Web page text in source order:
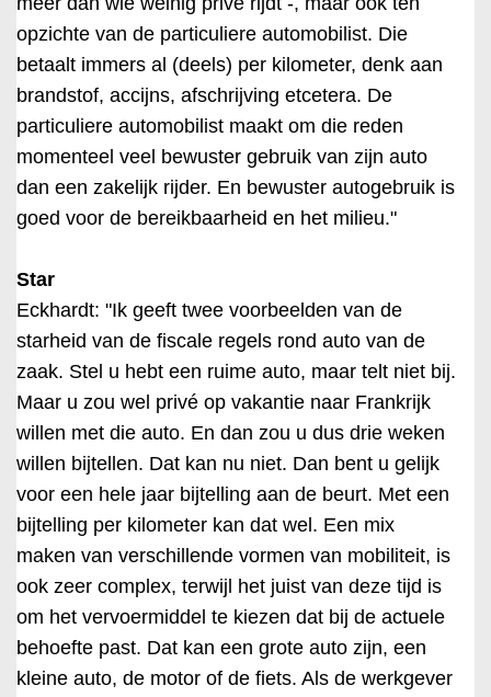
opzichte van de particuliere automobilist. Die
betaalt immers al (deels) per kilometer, denk aan
brandstof, accijns, afschrijving etcetera. De
particuliere automobilist maakt om die reden
momenteel veel bewuster gebruik van zijn auto
dan een zakelijk rijder. En bewuster autogebruik is
goed voor de bereikbaarheid en het milieu."
Star
Eckhardt: "Ik geeft twee voorbeelden van de
starheid van de fiscale regels rond auto van de
zaak. Stel u hebt een ruime auto, maar telt niet bij.
Maar u zou wel privé op vakantie naar Frankrijk
willen met die auto. En dan zou u dus drie weken
willen bijtellen. Dat kan nu niet. Dan bent u gelijk
voor een hele jaar bijtelling aan de beurt. Met een
bijtelling per kilometer kan dat wel. Een mix
maken van verschillende vormen van mobiliteit, is
ook zeer complex, terwijl het juist van deze tijd is
om het vervoermiddel te kiezen dat bij de actuele
behoefte past. Dat kan een grote auto zijn, een
kleine auto, de motor of de fiets. Als de werkgever